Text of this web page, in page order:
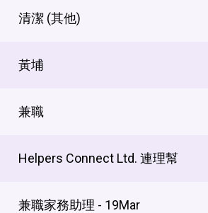
清潔 (其他)
黃埔
兼職
Helpers Connect Ltd. 連理幫
兼職家務助理 - 19Mar